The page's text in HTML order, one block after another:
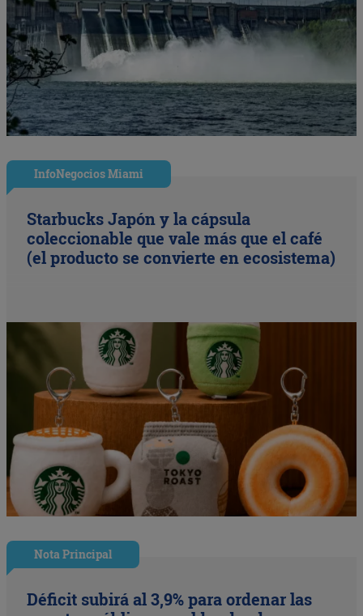
InfoNegocios Miami
Starbucks Japón y la cápsula
coleccionable que vale más que el café
(el producto se convierte en ecosistema)
Nota Principal
Déficit subirá al 3,9% para ordenar las